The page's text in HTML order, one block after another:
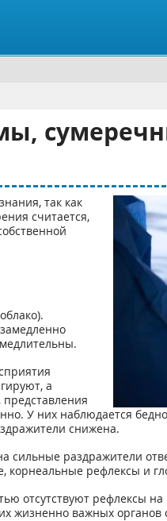
так как
считается,
а
У них наблюдается
снижена.
сильные раздражители
корнеальные рефлексы и
отсутствуют рефлексы
жизненно важных